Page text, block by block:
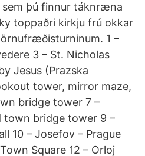
þú finnur táknræna
toppaðri kirkju frú okkar
1 –
3 – St. Nicholas
Jesus (Prazska
tower, mirror maze,
bridge tower 7 –
town bridge tower 9 –
10 – Josefov – Prague
Square 12 – Orloj